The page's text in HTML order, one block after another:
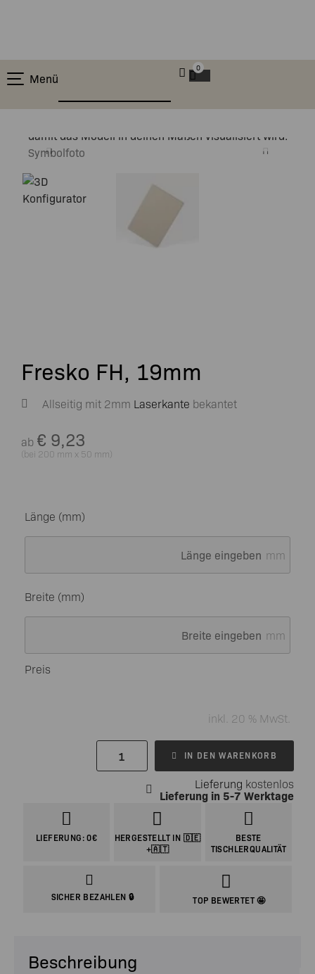
Menü
0
Symbolfoto
damit das Modell in deinen Maßen visualisiert wird.
Fresko FH, 19mm
Allseitig mit 2mm Laserkante bekantet
ab € 9,23
(bei 200 mm x 50 mm)
Länge (mm)
mm
Breite (mm)
mm
Preis
inkl. 20 % MwSt.
IN DEN WARENKORB
Lieferung kostenlos
Lieferung in 5-7 Werktage
LIEFERUNG: 0€
HERGESTELLT IN 🇩🇪
+🇦🇹
BESTE
TISCHLERQUALITÄT
SICHER BEZAHLEN 🔒 TOP BEWERTET 🤩
Beschreibung